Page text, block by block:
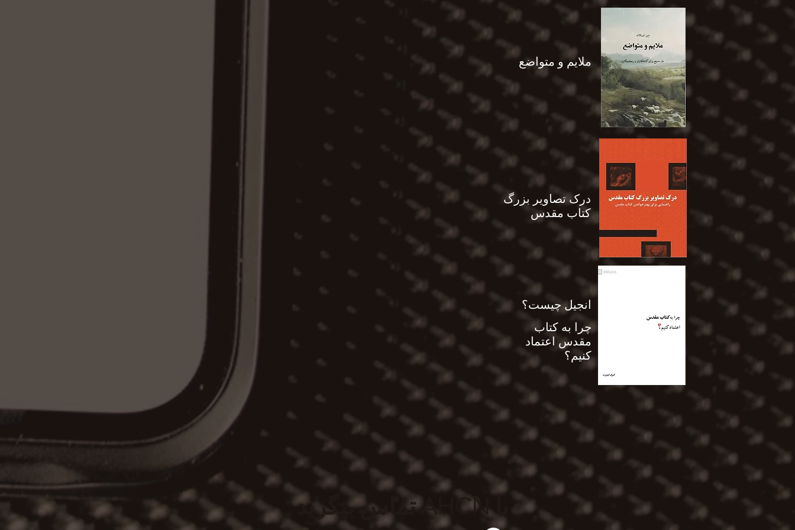
ملایم و متواضع
درک تصاویر بزرگ
کتاب مقدس
انجیل چیست؟
چرا به کتاب
مقدس اعتماد
کنیم؟